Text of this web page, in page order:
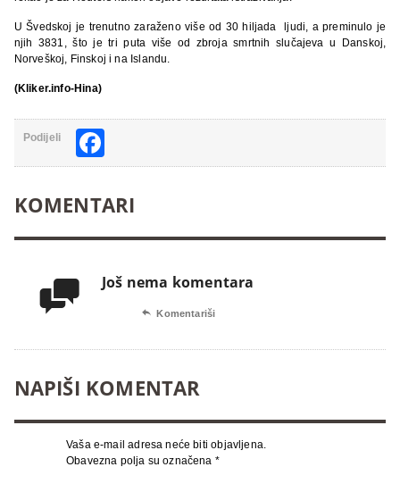
U Švedskoj je trenutno zaraženo više od 30 hiljada ljudi, a preminulo je
njih 3831, što je tri puta više od zbroja smrtnih slučajeva u Danskoj,
Norveškoj, Finskoj i na Islandu.
(Kliker.info-Hina)
Podijeli
KOMENTARI
 Još nema komentara
 Komentariši
NAPIŠI KOMENTAR
Vaša e-mail adresa neće biti objavljena.
Obavezna polja su označena *